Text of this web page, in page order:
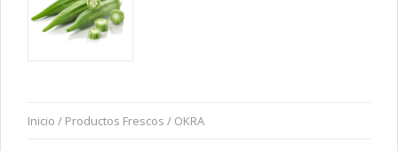
Inicio / Productos Frescos / OKRA